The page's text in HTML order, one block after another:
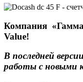
Компания «Гамма-
Value!
В последней
работы с новыми